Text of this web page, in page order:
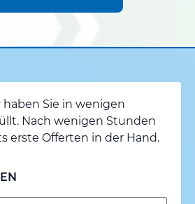
haben Sie in wenigen
Nach wenigen Stunden
erste Offerten in der Hand.